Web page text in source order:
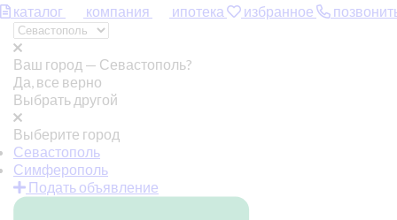
каталог компания ипотека избранное
Ваш город — Севастополь?
Да, все верно
Выбрать другой
Выберите город
Севастополь
Симферополь
Подать объявление